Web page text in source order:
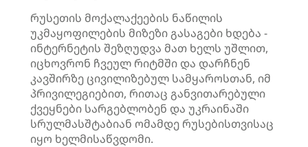
რუსეთის მოქალაქეების ნაწილის
უკმაყოფილების მიზეზი გასაგები ხდება -
ინტერნეტის შეზღუდვა მათ ხელს უშლით,
იცხოვრონ ჩვეულ რიტმში და დარჩნენ
კავშირზე ცივილიზებულ სამყაროსთან, იმ
პრივილეგიებით, რითაც განვითარებული
ქვეყნები სარგებლობენ და უკრაინაში
სრულმასშტაბიან ომამდე რუსებისთვისაც
იყო ხელმისაწვდომი.